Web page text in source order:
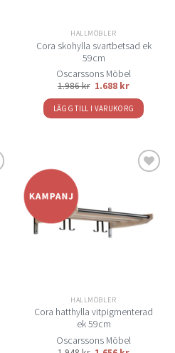
HALLMÖBLER
Cora skohylla svartbetsad ek
59cm
Oscarssons Möbel
1.986kr 1.688 kr
LÄGG TILL I VARUKORG
önskelistan
HALLMÖBLER
Cora hatthylla vitpigmenterad
ek 59cm
Oscarssons Möbel